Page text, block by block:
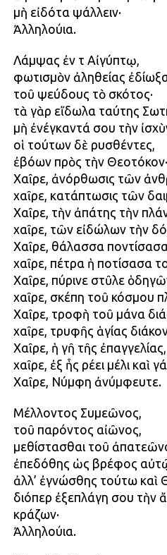
μὴ εἰδότα ψάλλειν·
Ἀλληλούια.
Λάμψας ἐν τῇ Αἰγύπτῳ,
φωτισμὸν ἀληθείας
τοῦ ψεύδους τὸ σκότος·
τὰ γὰρ εἴδωλα ταύτης
μὴ ἐνέγκαντά σου τὴν
οἱ τούτων δὲ ρυσθέντες,
ἐβόων πρὸς τὴν Θεοτόκον·
Χαῖρε, ἀνόρθωσις τῶν
χαῖρε, κατάπτωσις τῶν
Χαῖρε, τὴν ἀπάτης τὴν
χαῖρε, τῶν εἰδώλων τὴν
Χαῖρε, θάλασσα
χαῖρε, πέτρα ἡ ποτίσασα
Χαῖρε, πύρινε στῦλε
χαῖρε, σκέπη τοῦ κόσμου
Χαῖρε, τροφὴ τοῦ μάνα
χαῖρε, τρυφῆς ἁγίας
Χαῖρε, ἡ γῆ τῆς ἐπαγγελίας,
χαῖρε, ἐξ ἧς ρέει μέλι καὶ
Χαῖρε, Νύμφη ἀνύμφευτε.
Μέλλοντος Συμεῶνος,
τοῦ παρόντος αἰῶνος,
μεθίστασθαι τοῦ
ἐπεδόθης ὡς βρέφος
ἀλλ’ ἐγνώσθης τούτω καὶ
διόπερ ἐξεπλάγη σου τὴν
κράζων·
Ἀλληλούια.